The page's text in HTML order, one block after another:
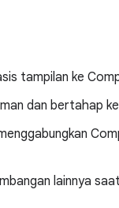
tampilan ke
dan bertahap
lainnya